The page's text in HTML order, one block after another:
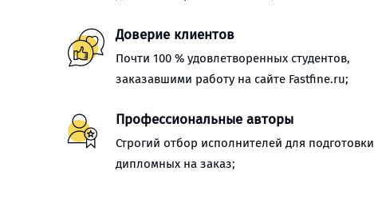
Доверие клиентов
Почти 100 % удовлетворенных студентов,
заказавшими работу на сайте Fastfine.ru;
Профессиональные авторы
Строгий отбор исполнителей для подготовки
дипломных на заказ;